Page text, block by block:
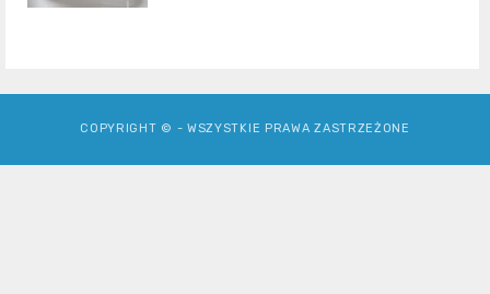
COPYRIGHT © - WSZYSTKIE PRAWA ZASTRZEŻONE